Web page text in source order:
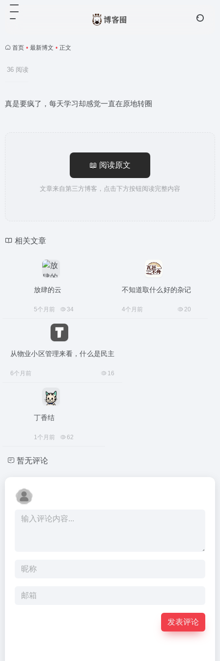
首页 • 最新博文 • 正文
36 阅读
真是要疯了，每天学习却感觉一直在原地转圈
📖 阅读原文
文章来自第三方博客，点击下方按钮阅读完整内容
相关文章
放肆的云
5个月前 34
不知道取什么好的杂记
4个月前 20
从物业小区管理来看，什么是民主
6个月前 16
丁香结
1个月前 62
暂无评论
发表评论